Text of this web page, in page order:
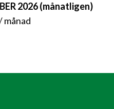
2026 (månatligen)
månad